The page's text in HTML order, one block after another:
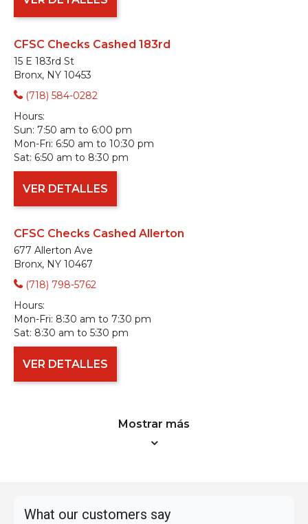
CFSC Checks Cashed 183rd
15 E 183rd St
Bronx, NY 10453
(718) 584-0282
Hours:
Sun: 7:50 am to 6:00 pm
Mon-Fri: 6:50 am to 10:30 pm
Sat: 6:50 am to 8:30 pm
VER DETALLES
CFSC Checks Cashed Allerton
677 Allerton Ave
Bronx, NY 10467
(718) 798-5762
Hours:
Mon-Fri: 8:30 am to 7:30 pm
Sat: 8:30 am to 5:30 pm
VER DETALLES
Mostrar más